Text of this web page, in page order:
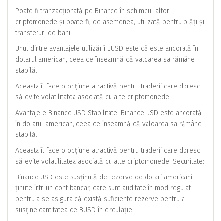
Poate fi tranzacționată pe Binance în schimbul altor
criptomonede și poate fi, de asemenea, utilizată pentru plăți și
transferuri de bani.
Unul dintre avantajele utilizării BUSD este că este ancorată în
dolarul american, ceea ce înseamnă că valoarea sa rămâne
stabilă.
Aceasta îl face o opțiune atractivă pentru traderii care doresc
să evite volatilitatea asociată cu alte criptomonede.
Avantajele Binance USD Stabilitate: Binance USD este ancorată
în dolarul american, ceea ce înseamnă că valoarea sa rămâne
stabilă.
Aceasta îl face o opțiune atractivă pentru traderii care doresc
să evite volatilitatea asociată cu alte criptomonede. Securitate:
Binance USD este susținută de rezerve de dolari americani
ținute într-un cont bancar, care sunt auditate în mod regulat
pentru a se asigura că există suficiente rezerve pentru a
susține cantitatea de BUSD în circulație.